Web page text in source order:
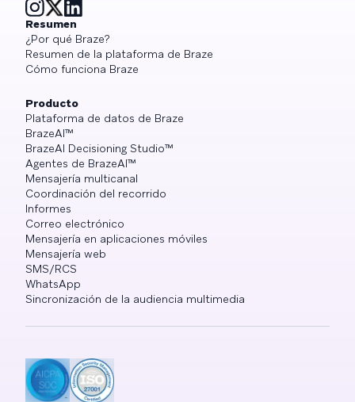
Resumen
¿Por qué Braze?
Resumen de la plataforma de Braze
Cómo funciona Braze
Producto
Plataforma de datos de Braze
BrazeAI™
BrazeAI Decisioning Studio™
Agentes de BrazeAI™
Mensajería multicanal
Coordinación del recorrido
Informes
Correo electrónico
Mensajería en aplicaciones móviles
Mensajería web
SMS/RCS
WhatsApp
Sincronización de la audiencia multimedia